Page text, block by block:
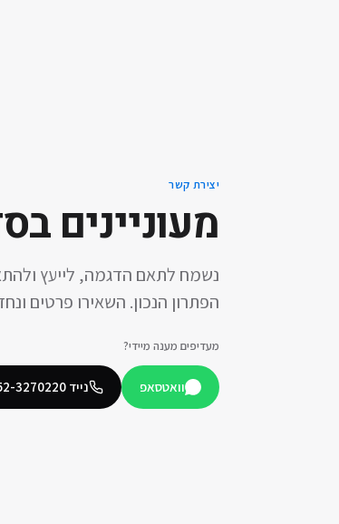
יצירת קשר
מעוניינים ב
נשמח לתאם הדגמה, לייעץ
הפתרון הנכון. השאירו פרטים
מעדיפים מענה מיידי?
וואטסאפ נייד 3270220